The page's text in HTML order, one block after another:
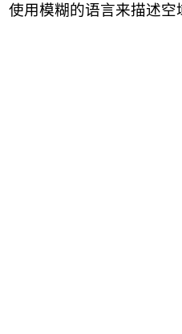
使用模糊的语言来描述空